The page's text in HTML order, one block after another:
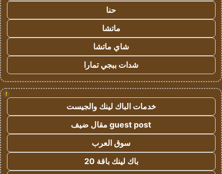
حنا
ماتشا
شاي ماتشا
شدات ببجي تمارا
!
خدمات الباك لينك والجيست
guest post مقال ضيف
سوق العرب
باك لينك باقة 20